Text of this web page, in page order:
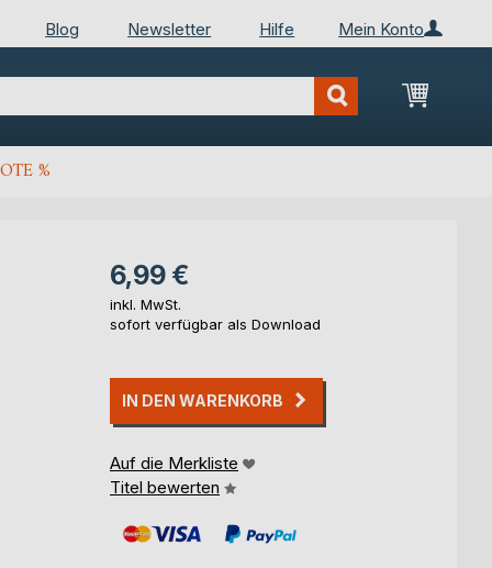
Mein Konto
Blog Newsletter Hilfe
Mein
%
6,99 €
inkl. MwSt.
sofort verfügbar als Download
IN DEN WARENKORB
Auf die Merkliste
Titel bewerten